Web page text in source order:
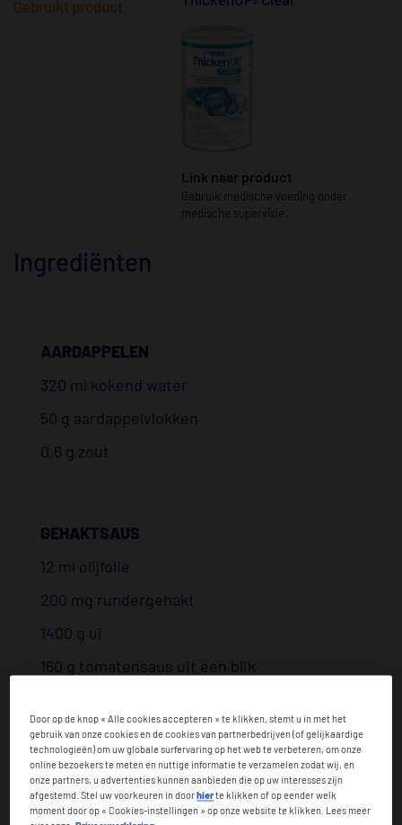
Ingrediënten
AARDAPPELEN
320 ml kokend water
50 g aardappelvlokken
0,6 g zout
GEHAKTSAUS
12 ml olijfolie
200 mg rundergehakt
1400 g ui
160 g tomatensaus uit een blik
2 laurierblaadjes
40 ml water
1,4 g zout
Gebruikt product
Link naar product
Gebruik medische voeding onder
medische supervisie.
Door op de knop « Alle cookies accepteren » te klikken, stemt u in met het
gebruik van onze cookies en de cookies van partnerbedrijven (of gelijkaardige
technologieën) om uw globale surfervaring op het web te verbeteren, om onze
online bezoekers te meten en nuttige informatie te verzamelen zodat wij, en
onze partners, u advertenties kunnen aanbieden die op uw interesses zijn
afgestemd. Stel uw voorkeuren in doorhierte klikken of op eender welk
moment door op « Cookies-instellingen » op onze website te klikken. Lees meer